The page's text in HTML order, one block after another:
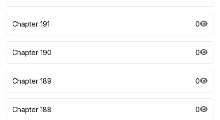
Chapter 191 0
Chapter 190 0
Chapter 189 0
Chapter 188 0